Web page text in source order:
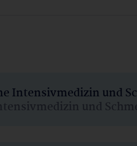
Intensivmedizin und
und